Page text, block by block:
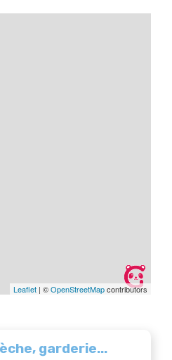
Leaflet | ©OpenStreetMapcontributors
garderie...